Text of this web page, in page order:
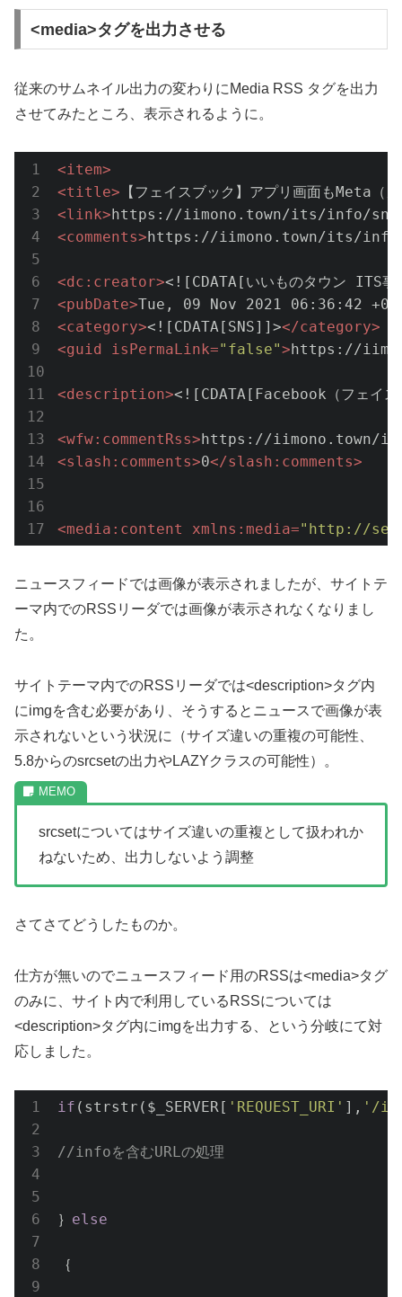
<media>タグを出力させる
従来のサムネイル出力の変わりにMedia RSS タグを出力
させてみたところ、表示されるように。
<item>
<title> 【フェイスブック】アプリ画面もMeta
<link>https://iimono.town/its/info/
<comments>https://iimono.town/its/info/
<dc:creator><![CDATA[いいものタウン ITS
<pubDate>Tue, 09 Nov 2021 06:36:42
<category><![CDATA[SNS]]></category>
<guid isPermaLink="false">https://
<description><![CDATA[Facebook（フェイス
<wfw:commentRss>https://iimono.town/
<slash:comments>0</slash:comments>
<media:content xmlns:media="http://
ニュースフィードでは画像が表示されましたが、サイトテ
ーマ内でのRSSリーダでは画像が表示されなくなりまし
た。
サイトテーマ内でのRSSリーダでは<description>タグ内
にimgを含む必要があり、そうするとニュースで画像が表
示されないという状況に（サイズ違いの重複の可能性、
5.8からのsrcsetの出力やLAZYクラスの可能性）。
srcsetについてはサイズ違いの重複として扱われか
ねないため、出力しないよう調整
さてさてどうしたものか。
仕方が無いのでニュースフィード用のRSSは<media>タグ
のみに、サイト内で利用しているRSSについては
<description>タグ内にimgを出力する、という分岐にて対
応しました。
if (strstr($_SERVER[ 'REQUEST_URI' ], '/
//infoを含むURLの処理
｝ else
｛